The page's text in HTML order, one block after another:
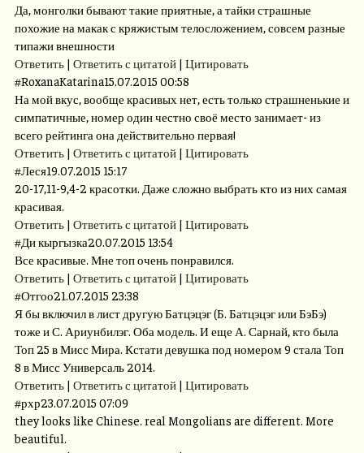
Да, монголки бывают такие приятные, а тайки страшные
похожие на макак с кряжистым телосложением, совсем разные
типажи внешности
Ответить | Ответить с цитатой | Цитировать
#RoxanaKatarina15.07.2015 00:58
На мой вкус, вообще красивых нет, есть только страшненькие и
симпатичные, номер один честно своё место занимает- из
всего рейтинга она действительно первая!
Ответить | Ответить с цитатой | Цитировать
#Леся19.07.2015 15:17
20-17,11-9,4-2 красотки. Даже сложно выбрать кто из них самая
красивая.
Ответить | Ответить с цитатой | Цитировать
#Ди кыргызка20.07.2015 13:54
Все красивые. Мне топ очень понравился.
Ответить | Ответить с цитатой | Цитировать
#Отгоо21.07.2015 23:38
Я бы включил в лист другую Батцэцэг (Б. Батцэцэг или БэБэ)
тоже и С. Ариунбилэг. Оба модель. И еще А. Сарнай, кто была
Топ 25 в Мисс Мира. Кстати девушка под номером 9 стала Топ
8 в Мисс Универсаль 2014.
Ответить | Ответить с цитатой | Цитировать
#рхр23.07.2015 07:09
they looks like Chinese. real Mongolians are different. More
beautiful.